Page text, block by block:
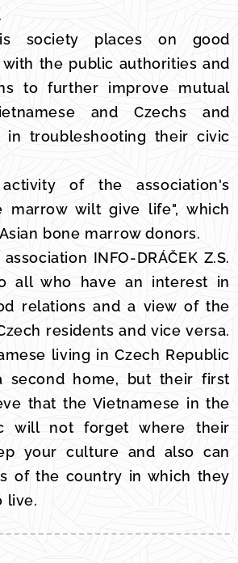
society places on good
the public authorities and
to further improve mutual
and Czechs and
in troubleshooting their civic
of the association's
marrow wilt give life", which
bone marrow donors.
INFO-DRÁČEK Z.S.
all who have an interest in
relations and a view of the
residents and vice versa.
living in Czech Republic
home, but their first
that the Vietnamese in the
will not forget where their
your culture and also can
of the country in which they
live.